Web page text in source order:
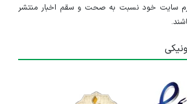
سایت خود نسبت به صحت و سقم اخبار منتشر